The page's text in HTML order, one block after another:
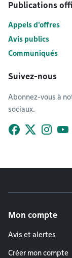
Publications
Appels d'offres
Avis publics
Communiqués
Suivez-nous
Abonnez-vous à
sociaux.
Mon compte
Avis et alertes
Créer mon compte